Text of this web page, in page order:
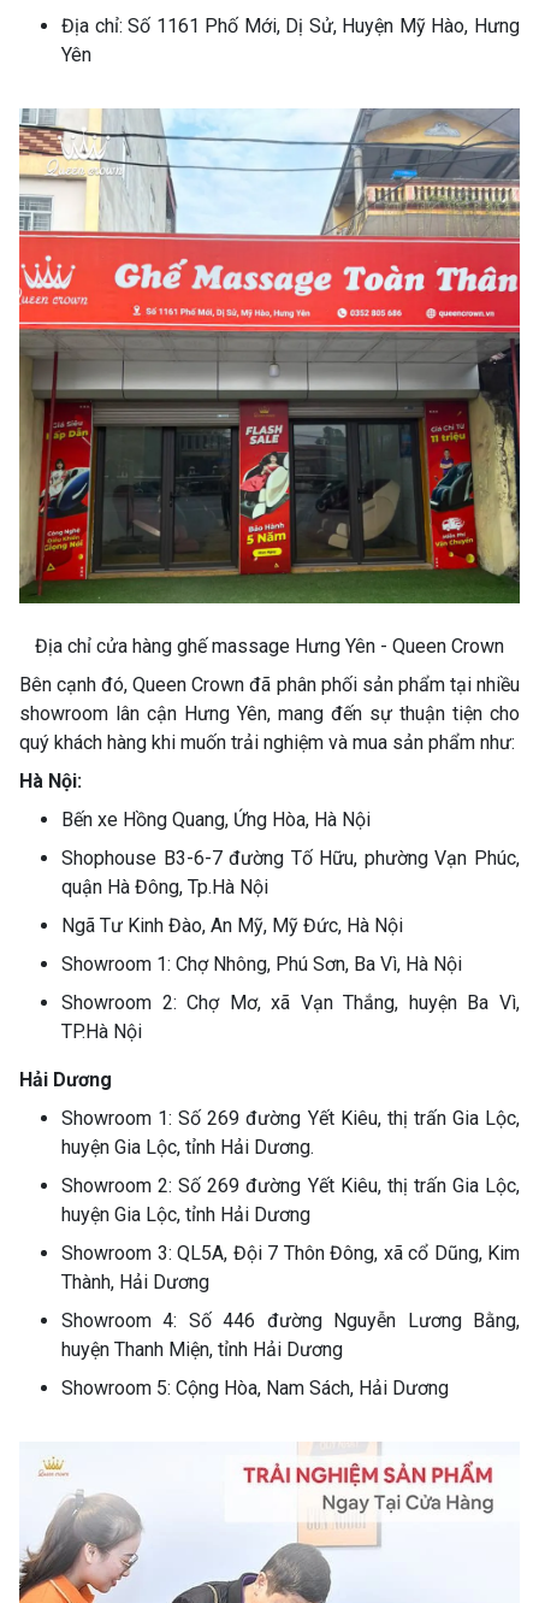
Địa chỉ: Số 1161 Phố Mới, Dị Sử, Huyện Mỹ Hào, Hưng
Yên
Địa chỉ cửa hàng ghế massage Hưng Yên - Queen Crown
Bên cạnh đó, Queen Crown đã phân phối sản phẩm tại nhiều
showroom lân cận Hưng Yên, mang đến sự thuận tiện cho
quý khách hàng khi muốn trải nghiệm và mua sản phẩm như:
Hà Nội:
Bến xe Hồng Quang, Ứng Hòa, Hà Nội
Shophouse B3-6-7 đường Tố Hữu, phường Vạn Phúc,
quận Hà Đông, Tp.Hà Nội
Ngã Tư Kinh Đào, An Mỹ, Mỹ Đức, Hà Nội
Showroom 1: Chợ Nhông, Phú Sơn, Ba Vì, Hà Nội
Showroom 2: Chợ Mơ, xã Vạn Thắng, huyện Ba Vì,
TP.Hà Nội
Hải Dương
Showroom 1: Số 269 đường Yết Kiêu, thị trấn Gia Lộc,
huyện Gia Lộc, tỉnh Hải Dương.
Showroom 2: Số 269 đường Yết Kiêu, thị trấn Gia Lộc,
huyện Gia Lộc, tỉnh Hải Dương
Showroom 3: QL5A, Đội 7 Thôn Đông, xã cổ Dũng, Kim
Thành, Hải Dương
Showroom 4: Số 446 đường Nguyễn Lương Bằng,
huyện Thanh Miện, tỉnh Hải Dương
Showroom 5: Cộng Hòa, Nam Sách, Hải Dương